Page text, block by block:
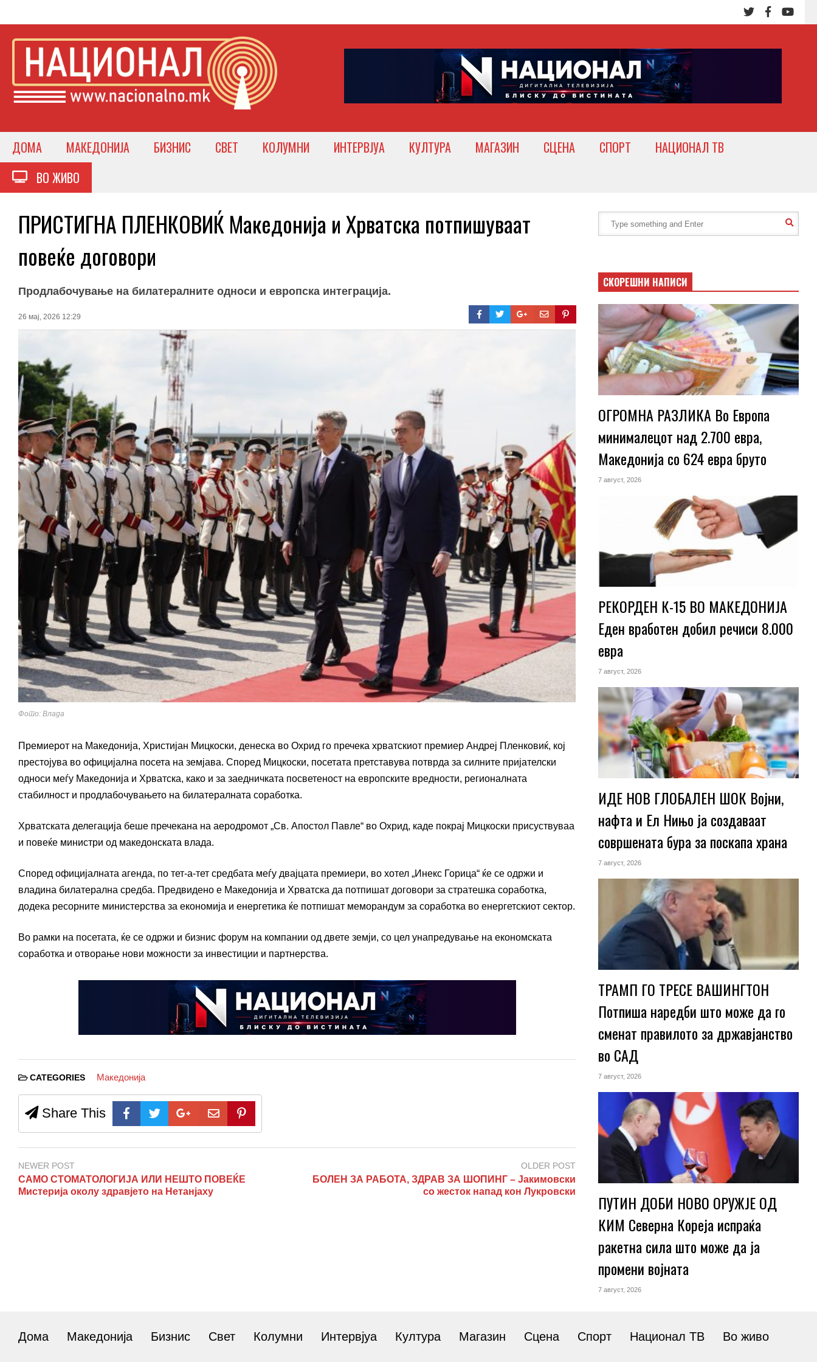
ДОМА МАКЕДОНИЈА БИЗНИС СВЕТ КОЛУМНИ ИНТЕРВЈУА КУЛТУРА МАГАЗИН СЦЕНА СПОРТ
НАЦИОНАЛ ТВ
ВО ЖИВО
ПРИСТИГНА ПЛЕНКОВИЌ Македонија и Хрватска потпишуваат
повеќе договори
Продлабочување на билатералните односи и европска интеграција.
26 мај, 2026 12:29
Фото: Влада
Премиерот на Македонија, Христијан Мицкоски, денеска во Охрид го пречека хрватскиот премиер Андреј Пленковиќ, кој
престојува во официјална посета на земјава. Според Мицкоски, посетата претставува потврда за силните пријателски
односи меѓу Македонија и Хрватска, како и за заедничката посветеност на европските вредности, регионалната
стабилност и продлабочувањето на билатералната соработка.
Хрватската делегација беше пречекана на аеродромот „Св. Апостол Павле“ во Охрид, каде покрај Мицкоски присуствуваа
и повеќе министри од македонската влада.
Според официјалната агенда, по тет-а-тет средбата меѓу двајцата премиери, во хотел „Инекс Горица“ ќе се одржи и
владина билатерална средба. Предвидено е Македонија и Хрватска да потпишат договори за стратешка соработка,
додека ресорните министерства за економија и енергетика ќе потпишат меморандум за соработка во енергетскиот сектор.
Во рамки на посетата, ќе се одржи и бизнис форум на компании од двете земји, со цел унапредување на економската
соработка и отворање нови можности за инвестиции и партнерства.
CATEGORIES Македонија
Share This
NEWER POST
САМО СТОМАТОЛОГИЈА ИЛИ НЕШТО ПОВЕЌЕ
Мистерија околу здравјето на Нетанјаху
OLDER POST
БОЛЕН ЗА РАБОТА, ЗДРАВ ЗА ШОПИНГ – Јакимовски
со жесток напад кон Лукровски
СКОРЕШНИ НАПИСИ
ОГРОМНА РАЗЛИКА Во Европа
минималецот над 2.700 евра,
Македонија со 624 евра бруто
7 август, 2026
РЕКОРДЕН К-15 ВО МАКЕДОНИЈА
Еден вработен добил речиси 8.000
евра
7 август, 2026
ИДЕ НОВ ГЛОБАЛЕН ШОК Војни,
нафта и Ел Нињо ја создаваат
совршената бура за поскапа храна
7 август, 2026
ТРАМП ГО ТРЕСЕ ВАШИНГТОН
Потпиша наредби што може да го
сменат правилото за државјанство
во САД
7 август, 2026
ПУТИН ДОБИ НОВО ОРУЖЈЕ ОД
КИМ Северна Кореја испраќа
ракетна сила што може да ја
промени војната
7 август, 2026
Дома Македонија Бизнис Свет Колумни Интервјуа Култура Магазин Сцена Спорт Национал ТВ Во живо